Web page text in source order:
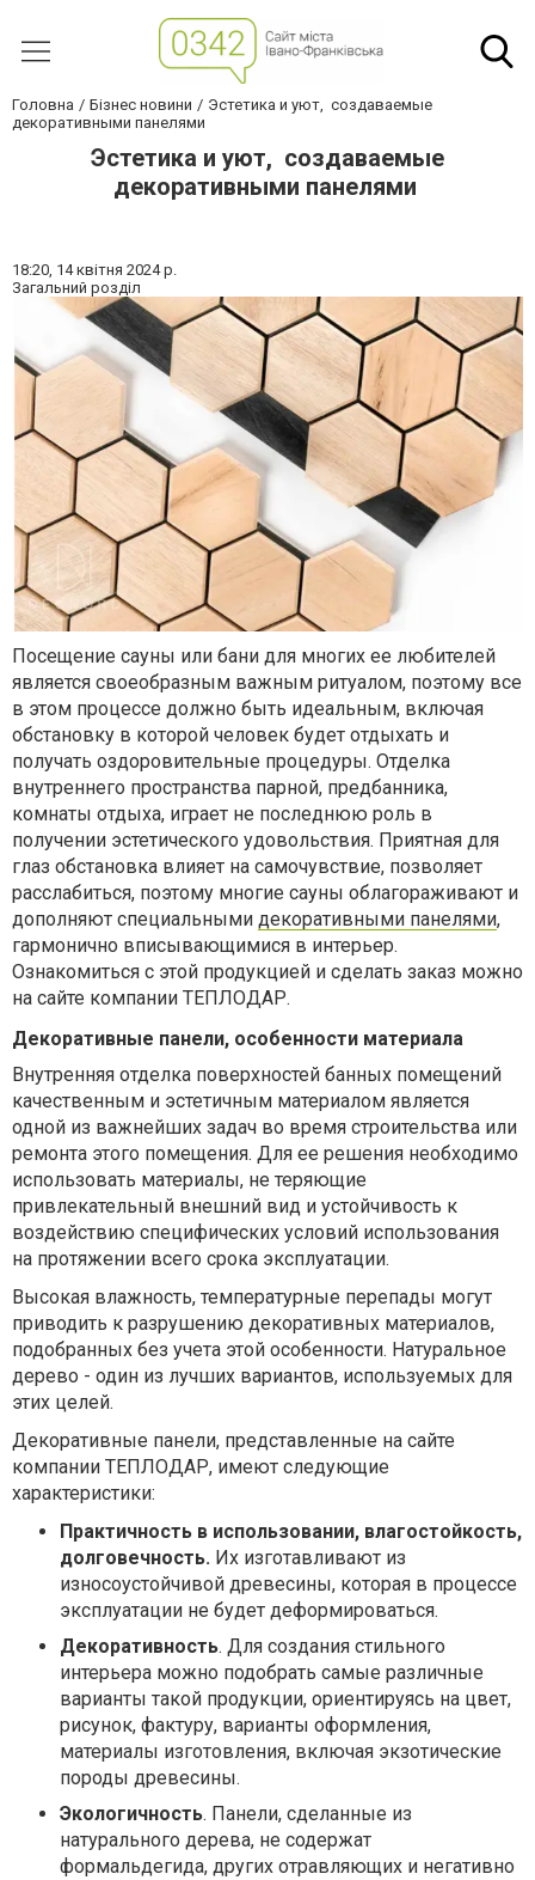
Головна Бізнес новини
Эстетика и уют, создаваемые
декоративными панелями
Эстетика и уют, создаваемые
декоративными панелями
18:20, 14 квітня 2024 р.
Загальний розділ
Посещение сауны или бани для многих ее любителей
является своеобразным важным ритуалом, поэтому все
в этом процессе должно быть идеальным, включая
обстановку в которой человек будет отдыхать и
получать оздоровительные процедуры. Отделка
внутреннего пространства парной, предбанника,
комнаты отдыха, играет не последнюю роль в
получении эстетического удовольствия. Приятная для
глаз обстановка влияет на самочувствие, позволяет
расслабиться, поэтому многие сауны облагораживают и
дополняют специальными декоративными панелями,
гармонично вписывающимися в интерьер.
Ознакомиться с этой продукцией и сделать заказ можно
на сайте компании ТЕПЛОДАР.
Декоративные панели, особенности материала
Внутренняя отделка поверхностей банных помещений
качественным и эстетичным материалом является
одной из важнейших задач во время строительства или
ремонта этого помещения. Для ее решения необходимо
использовать материалы, не теряющие
привлекательный внешний вид и устойчивость к
воздействию специфических условий использования
на протяжении всего срока эксплуатации.
Высокая влажность, температурные перепады могут
приводить к разрушению декоративных материалов,
подобранных без учета этой особенности. Натуральное
дерево - один из лучших вариантов, используемых для
этих целей.
Декоративные панели, представленные на сайте
компании ТЕПЛОДАР, имеют следующие
характеристики:
Практичность в использовании, влагостойкость,
долговечность. Их изготавливают из
износоустойчивой древесины, которая в процессе
эксплуатации не будет деформироваться.
Декоративность. Для создания стильного
интерьера можно подобрать самые различные
варианты такой продукции, ориентируясь на цвет,
рисунок, фактуру, варианты оформления,
материалы изготовления, включая экзотические
породы древесины.
Экологичность. Панели, сделанные из
натурального дерева, не содержат
формальдегида, других отравляющих и негативно